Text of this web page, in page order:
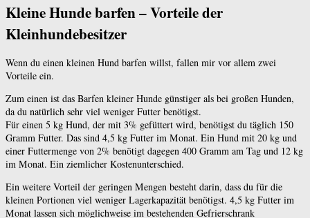
Kleine Hunde barfen – Vorteile der
Kleinhundebesitzer
Wenn du einen kleinen Hund barfen willst, fallen mir vor allem zwei
Vorteile ein.
Zum einen ist das Barfen kleiner Hunde günstiger als bei großen Hunden,
da du natürlich sehr viel weniger Futter benötigst.
Für einen 5 kg Hund, der mit 3% gefüttert wird, benötigst du täglich 150
Gramm Futter. Das sind 4,5 kg Futter im Monat. Ein Hund mit 20 kg und
einer Futtermenge von 2% benötigt dagegen 400 Gramm am Tag und 12 kg
im Monat. Ein ziemlicher Kostenunterschied.
Ein weitere Vorteil der geringen Mengen besteht darin, dass du für die
kleinen Portionen viel weniger Lagerkapazität benötigst. 4,5 kg Futter im
Monat lassen sich möglichweise im bestehenden Gefrierschrank